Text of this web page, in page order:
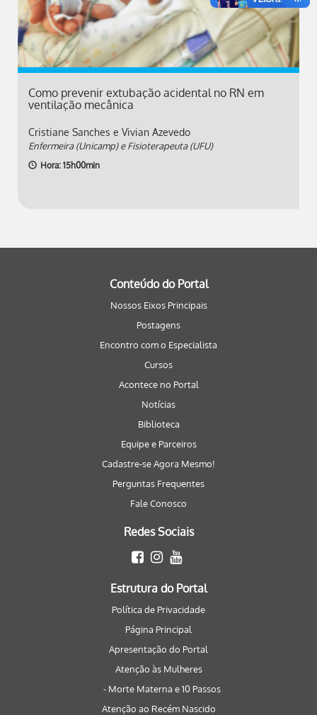
Como prevenir extubação acidental no RN em
ventilação mecânica
Cristiane Sanches e Vivian Azevedo
Enfermeira (Unicamp) e Fisioterapeuta (UFU)
Hora: 15h00min
Conteúdo do Portal
Nossos Eixos Principais
Postagens
Encontro com o Especialista
Cursos
Acontece no Portal
Notícias
Biblioteca
Equipe e Parceiros
Cadastre-se Agora Mesmo!
Perguntas Frequentes
Fale Conosco
Redes Sociais
Estrutura do Portal
Política de Privacidade
Página Principal
Apresentação do Portal
Atenção às Mulheres
- Morte Materna e 10 Passos
Atenção ao Recém Nascido